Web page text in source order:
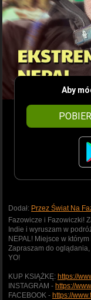
Aby
Dodał: Przez Świat Na
Fazowicze i Fazowiczki!
Indie i wyruszam w
NEPAL! Miejsce w
Zapraszam do
YO!
KUP KSIĄŻKĘ: https://
INSTAGRAM - https://
FACEBOOK - https://